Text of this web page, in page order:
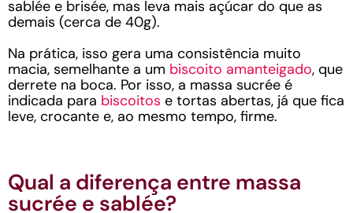
sablée e brisée, mas leva mais açúcar do que as
demais (cerca de 40g).
Na prática, isso gera uma consistência muito
macia, semelhante a um biscoito amanteigado, que
derrete na boca. Por isso, a massa sucrée é
indicada para biscoitos e tortas abertas, já que fica
leve, crocante e, ao mesmo tempo, firme.
Qual a diferença entre massa
sucrée e sablée?